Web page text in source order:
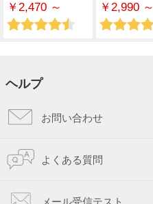
￥2,470 ～ ￥2,990 ～
ヘルプ
お問い合わせ
よくある質問
メール受信テスト